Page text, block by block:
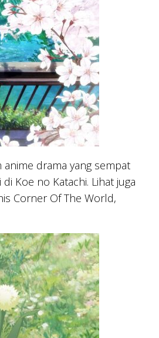
drama yang sempat
Koe no Katachi. Lihat juga
Corner Of The World,